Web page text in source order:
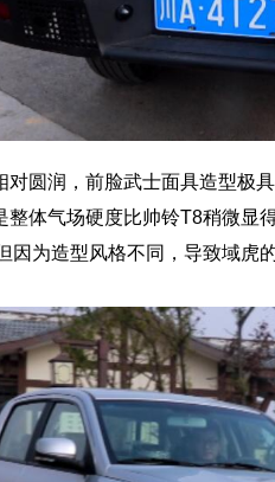
对圆润，前脸武士面具造型极
整体气场硬度比帅铃T8稍微
为造型风格不同，导致域虎